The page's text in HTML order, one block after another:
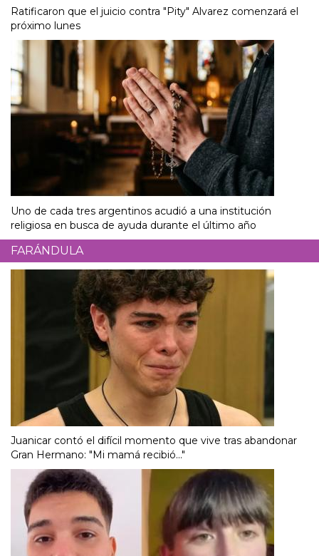
Ratificaron que el juicio contra "Pity" Alvarez comenzará el
próximo lunes
Uno de cada tres argentinos acudió a una institución
religiosa en busca de ayuda durante el último año
FARÁNDULA
Juanicar contó el difícil momento que vive tras abandonar
Gran Hermano: "Mi mamá recibió..."